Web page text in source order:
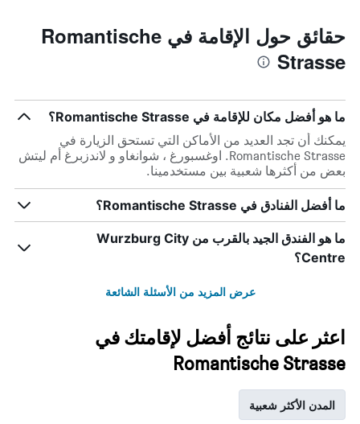
حقائق حول الإقامة في Romantische
Strasse
ما هو أفضل مكان للإقامة في Romantische Strasse؟
يمكنك أن تجد العديد من الأماكن التي تستحق الزيارة في
Romantische Strasse. اوغسبورغ ، شوانغاو و لاندزبرغ أم ليتش
بعض من أكثرها شعبية بين مستخدمينا.
ما أفضل الفنادق في Romantische Strasse؟
ما هو الفندق الجيد بالقرب من Wurzburg City
Centre؟
عرض المزيد من الأسئلة الشائعة
اعثر على نتائج أفضل لإقامتك في
Romantische Strasse
المدن الأكثر شعبية